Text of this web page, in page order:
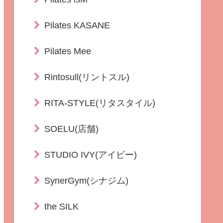
Pilates KASANE
Pilates Mee
Rintosull(リントスル)
RITA-STYLE(リタスタイル)
SOELU(店舗)
STUDIO IVY(アイビー)
SynerGym(シナジム)
the SILK